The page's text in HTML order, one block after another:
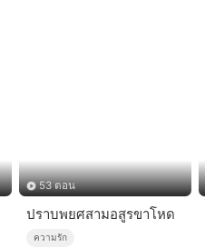
53 ตอน
ปราบพยศสามอสูรขาโหด
ความรัก